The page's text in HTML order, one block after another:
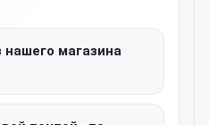
магазина